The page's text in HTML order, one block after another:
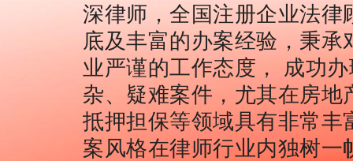
深律师，全国注册企业法
底及丰富的办案经验，秉
业严谨的工作态度， 成功
杂、疑难案件，尤其在房
抵押担保等领域具有非常
案风格在律师行业内独树